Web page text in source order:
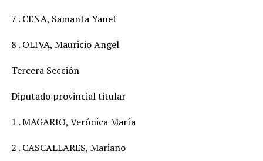
7 . CENA, Samanta Yanet
8 . OLIVA, Mauricio Angel
Tercera Sección
Diputado provincial titular
1 . MAGARIO, Verónica María
2 . CASCALLARES, Mariano